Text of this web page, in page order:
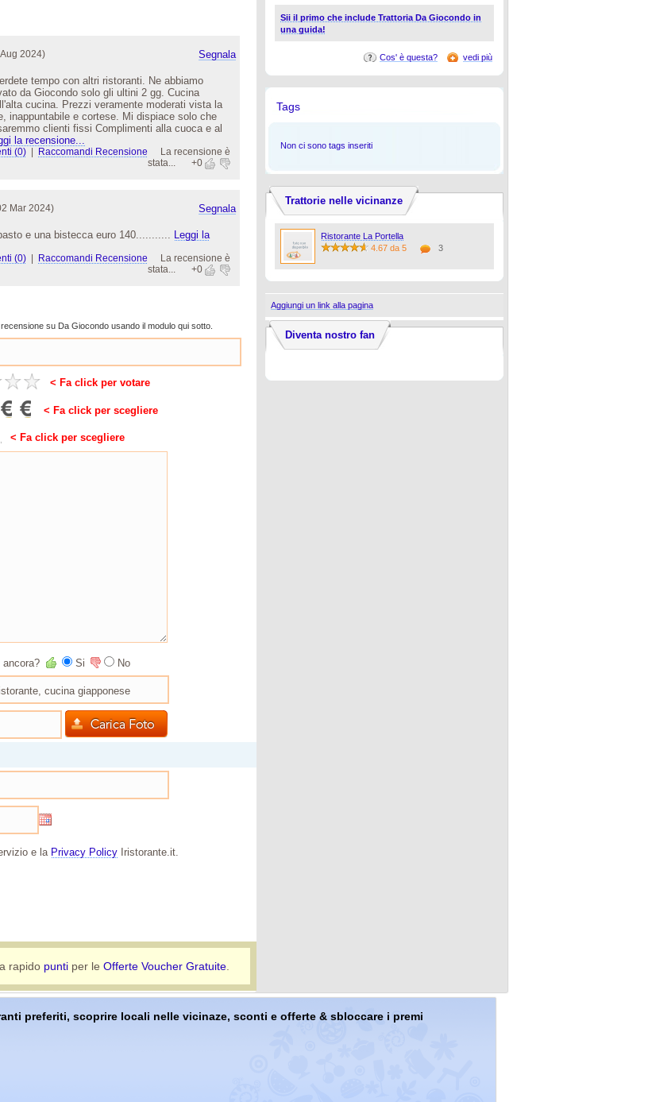
2024) Segnala
tempo con altri ristoranti. Ne abbiamo
da Giocondo solo gli ultini 2 gg. Cucina
cucina. Prezzi veramente moderati vista la
inappuntabile e cortese. Mi dispiace solo che
clienti fissi Complimenti alla cuoca e al
la recensione...
(0) Raccomandi Recensione
La recensione è
stata...
+0
Mar 2024) Segnala
e una bistecca euro 140...........
Leggi la
(0) Raccomandi Recensione
La recensione è
stata...
+0
su Da Giocondo usando il modulo qui sotto.
< Fa click per votare
< Fa click per scegliere
< Fa click per scegliere
ancora? Si No
e la Privacy PolicyIristorante.it.
rapido puntiper le Offerte Voucher Gratuite.
Sii il primo che include Trattoria Da Giocondo in
una guida!
Cos' è questa? vedi più
Tags
Non ci sono tags inseriti
Trattorie nelle vicinanze
Ristorante La Portella
4.67 da 5
3
Aggiungi un link alla pagina
Diventa nostro fan
preferiti, scoprire locali nelle vicinaze, sconti e offerte & sbloccare i premi